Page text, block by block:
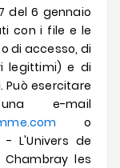
del 6 gennaio
con i file e le
di accesso, di
legittimi) e di
Può esercitare
e-mail
o
L'Univers de
Chambray les